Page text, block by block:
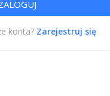
konta? Zarejestruj się